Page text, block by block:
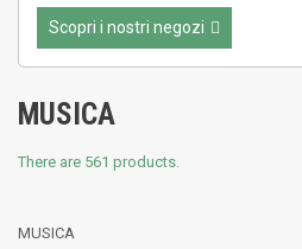
Scopri i nostri negozi
MUSICA
There are 561 products.
MUSICA